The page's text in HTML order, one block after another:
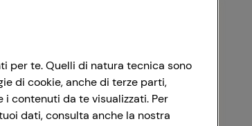
per te. Quelli di natura tecnica sono
di cookie, anche di terze parti,
contenuti da te visualizzati. Per
dati, consulta anche la nostra